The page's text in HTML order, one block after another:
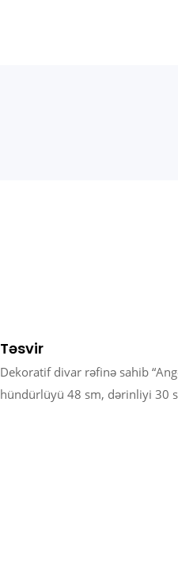
Təsvir
Dekoratif divar rəfinə sahib
hündürlüyü 48 sm, dərinliyi 30